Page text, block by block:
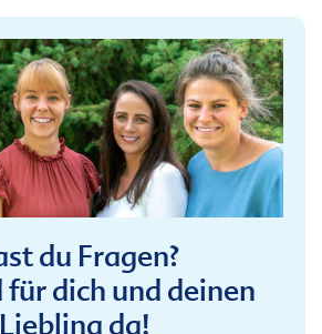
du Fragen?
dich und deinen
Liebling da!